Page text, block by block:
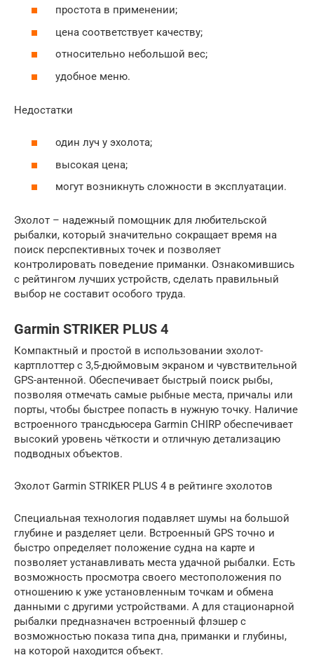
простота в применении;
цена соответствует качеству;
относительно небольшой вес;
удобное меню.
Недостатки
один луч у эхолота;
высокая цена;
могут возникнуть сложности в эксплуатации.
Эхолот – надежный помощник для любительской
рыбалки, который значительно сокращает время на
поиск перспективных точек и позволяет
контролировать поведение приманки. Ознакомившись
с рейтингом лучших устройств, сделать правильный
выбор не составит особого труда.
Garmin STRIKER PLUS 4
Компактный и простой в использовании эхолот-
картплоттер с 3,5-дюймовым экраном и чувствительной
GPS-антенной. Обеспечивает быстрый поиск рыбы,
позволяя отмечать самые рыбные места, причалы или
порты, чтобы быстрее попасть в нужную точку. Наличие
встроенного трансдьюсера Garmin CHIRP обеспечивает
высокий уровень чёткости и отличную детализацию
подводных объектов.
Эхолот Garmin STRIKER PLUS 4 в рейтинге эхолотов
Специальная технология подавляет шумы на большой
глубине и разделяет цели. Встроенный GPS точно и
быстро определяет положение судна на карте и
позволяет устанавливать места удачной рыбалки. Есть
возможность просмотра своего местоположения по
отношению к уже установленным точкам и обмена
данными с другими устройствами. А для стационарной
рыбалки предназначен встроенный флэшер с
возможностью показа типа дна, приманки и глубины,
на которой находится объект.